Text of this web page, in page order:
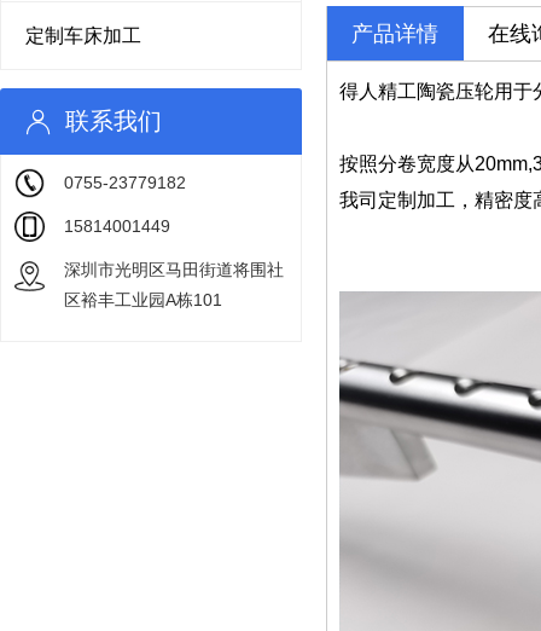
定制车床加工
联系我们
0755-23779182
15814001449
深圳市光明区马田街道将围社
区裕丰工业园A栋101
产品详情 在线
得人精工陶瓷压轮用于
按照分卷宽度从
我司定制加工，精密度